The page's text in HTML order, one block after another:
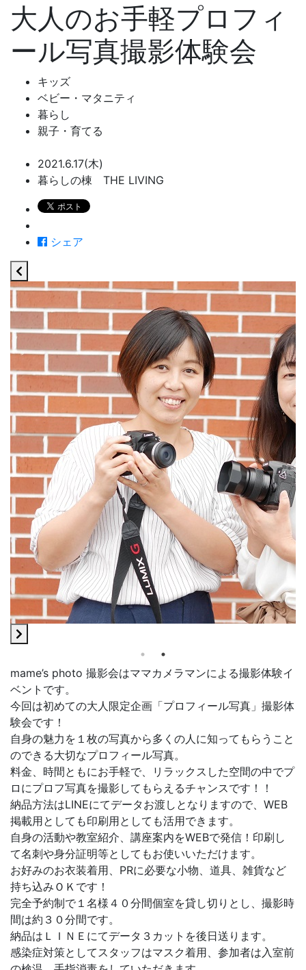
大人のお手軽プロフィ
ール写真撮影体験会
キッズ
ベビー・マタニティ
暮らし
親子・育てる
2021.6.17(木)
暮らしの棟 THE LIVING
シェア
mame’s photo 撮影会はママカメラマンによる撮影体験イ
ベントです。
今回は初めての大人限定企画「プロフィール写真」撮影体
験会です！
自身の魅力を１枚の写真から多くの人に知ってもらうこと
のできる大切なプロフィール写真。
料金、時間ともにお手軽で、リラックスした空間の中でプ
ロにプロフ写真を撮影してもらえるチャンスです！！
納品方法はLINEにてデータお渡しとなりますので、WEB
掲載用としても印刷用としても活用できます。
自身の活動や教室紹介、講座案内をWEBで発信！印刷し
て名刺や身分証明等としてもお使いいただけます。
お好みのお衣装着用、PRに必要な小物、道具、雑貨など
持ち込みＯＫです！
完全予約制で１名様４０分間個室を貸し切りとし、撮影時
間は約３０分間です。
納品はＬＩＮＥにてデータ３カットを後日送ります。
感染症対策としてスタッフはマスク着用、参加者は入室前